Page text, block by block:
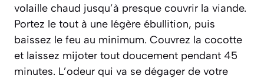
volaille chaud jusqu’à presque couvrir la viande.
Portez le tout à une légère ébullition, puis
baissez le feu au minimum. Couvrez la cocotte
et laissez mijoter tout doucement pendant 45
minutes. L’odeur qui va se dégager de votre